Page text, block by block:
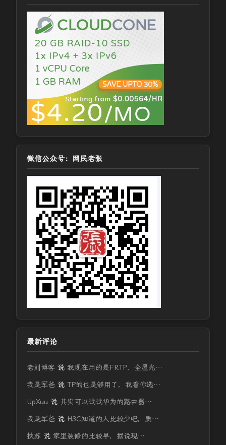
微信公众号：网民老张
最新评论
老刘博客 说 我现在用的是FRTP，全屋光…
我是军爸 说 TP的也是够用了，我看你选…
UpXuu 说 其实可以试试华为的路由器…
我是军爸 说 H3C知道的人比较少吧，质…
扶苏 说 家里装修的比较早，据说现…